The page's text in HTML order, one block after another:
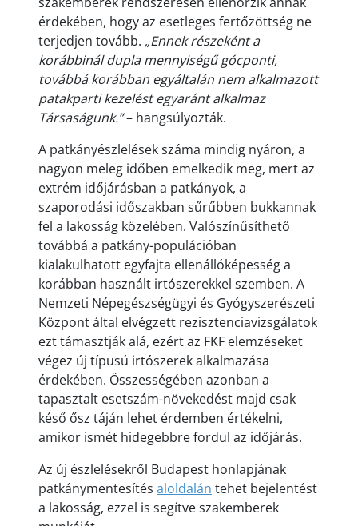
érdekében, hogy az esetleges fertőzöttség ne
terjedjen tovább. „Ennek részeként a
korábbinál dupla mennyiségű gócponti,
továbbá korábban egyáltalán nem alkalmazott
patakparti kezelést egyaránt alkalmaz
Társaságunk.”– hangsúlyozták.
A patkányészlelések száma mindig nyáron, a
nagyon meleg időben emelkedik meg, mert az
extrém időjárásban a patkányok, a
szaporodási időszakban sűrűbben bukkannak
fel a lakosság közelében. Valószínűsíthető
továbbá a patkány-populációban
kialakulhatott egyfajta ellenállóképesség a
korábban használt irtószerekkel szemben. A
Nemzeti Népegészségügyi és Gyógyszerészeti
Központ által elvégzett rezisztenciavizsgálatok
ezt támasztják alá, ezért az FKF elemzéseket
végez új típusú irtószerek alkalmazása
érdekében. Összességében azonban a
tapasztalt esetszám-növekedést majd csak
késő ősz táján lehet érdemben értékelni,
amikor ismét hidegebbre fordul az időjárás.
Az új észlelésekről Budapest honlapjának
patkánymentesítés aloldalán tehet bejelentést
a lakosság, ezzel is segítve szakemberek